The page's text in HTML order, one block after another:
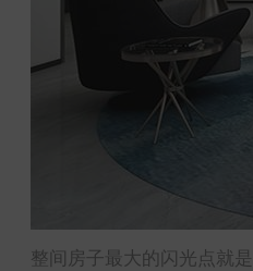
整间房子最大的闪光点就